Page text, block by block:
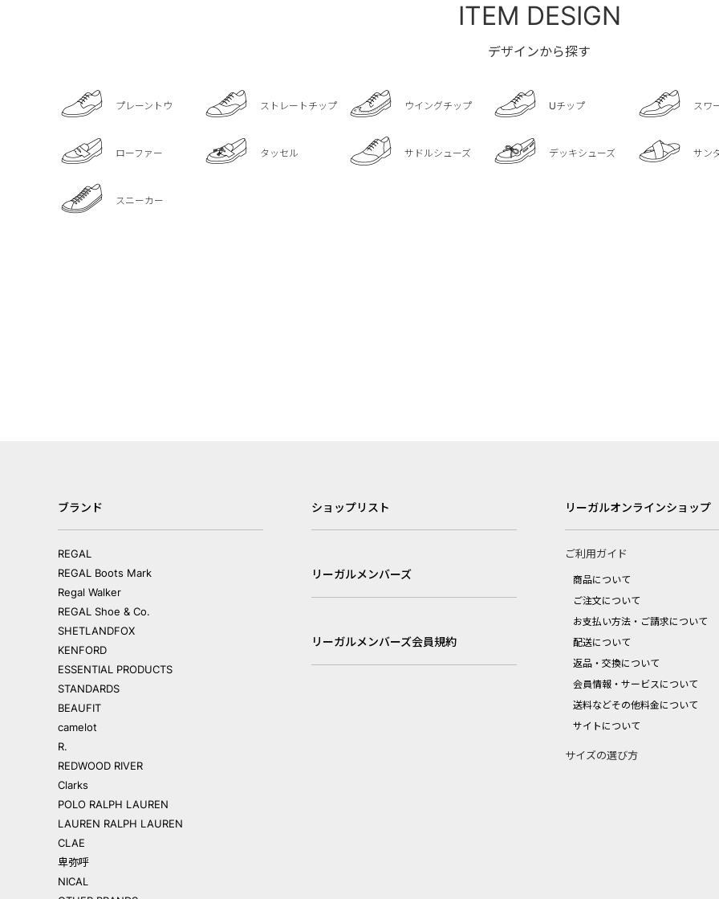
ITEM DESIGN
デザインから探す
プレーントウ ストレートチップ ウイングチップ Uチップ スワ
ローファー タッセル サドルシューズ デッキシューズ サン
スニーカー
ブランド
REGAL
REGAL Boots Mark
Regal Walker
REGAL Shoe & Co.
SHETLANDFOX
KENFORD
ESSENTIAL PRODUCTS
STANDARDS
BEAUFIT
camelot
R.
REDWOOD RIVER
Clarks
POLO RALPH LAUREN
LAUREN RALPH LAUREN
CLAE
卑弥呼
NICAL
ショップリスト
リーガルメンバーズ
リーガルメンバーズ会員規約
リーガルオンラインショップ
ご利用ガイド
商品について
ご注文について
お支払い方法・ご請求について
配送について
返品・交換について
会員情報・サービスについて
送料などその他料金について
サイトについて
サイズの選び方